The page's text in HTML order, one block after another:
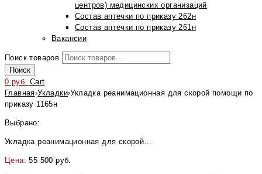
центров) медицинских организаций
Состав аптечки по приказу 262н
Состав аптечки по приказу 261н
Вакансии
Поиск товаров
Поиск
0 руб. Cart
Главная›Укладки›Укладка реанимационная для скорой помощи по
приказу 1165н
Выбрано:
Укладка реанимационная для скорой…
Цена:55 500 руб.